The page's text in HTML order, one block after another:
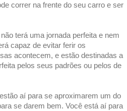
correr na frente do seu carro e ser
terá uma jornada perfeita e nem
capaz de evitar ferir os
acontecem, e estão destinadas a
pelos seus padrões ou pelos de
aí para se aproximarem um do
se darem bem. Você está aí para